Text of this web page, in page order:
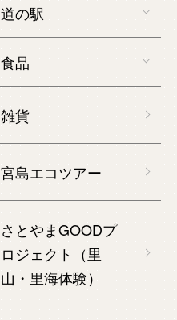
道の駅
食品
雑貨
宮島エコツアー
さとやまGOODプ
ロジェクト（里
山・里海体験）